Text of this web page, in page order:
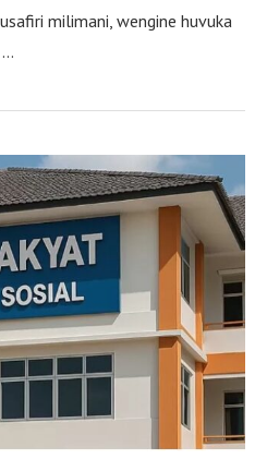
milimani, wengine huvuka
…